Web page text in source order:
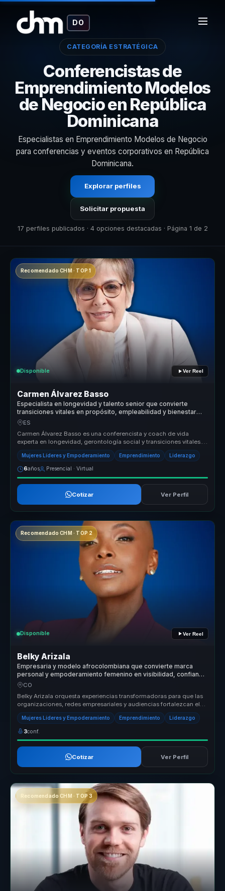
DO
CATEGORÍA ESTRATÉGICA
Conferencistas de
Emprendimiento Modelos
de Negocio en República
Dominicana
Especialistas en Emprendimiento Modelos de Negocio
para conferencias y eventos corporativos en República
Dominicana.
Explorar perfiles
Solicitar propuesta
17 perfiles publicados · 4 opciones destacadas · Página 1 de 2
Recomendado CHM · TOP 1
Disponible Ver Reel
Carmen Álvarez Basso
Especialista en longevidad y talento senior que convierte
transiciones vitales en propósito, empleabilidad y bienestar
para profesionales y organizaciones.
ES
Carmen Álvarez Basso es una conferencista y coach de vida
experta en longevidad, gerontología social y transiciones vitales.
Ayuda a las ...
Mujeres Líderes y Empoderamiento Emprendimiento Liderazgo
6años Presencial · Virtual
Cotizar Ver Perfil
Recomendado CHM · TOP 2
Disponible Ver Reel
Belky Arizala
Empresaria y modelo afrocolombiana que convierte marca
personal y empoderamiento femenino en visibilidad, confianza
y acción para mujeres líderes.
CO
Belky Arizala orquesta experiencias transformadoras para que las
organizaciones, redes empresariales y audiencias fortalezcan el
liderazg...
Mujeres Líderes y Empoderamiento Emprendimiento Liderazgo
3conf.
Cotizar Ver Perfil
Recomendado CHM · TOP 3